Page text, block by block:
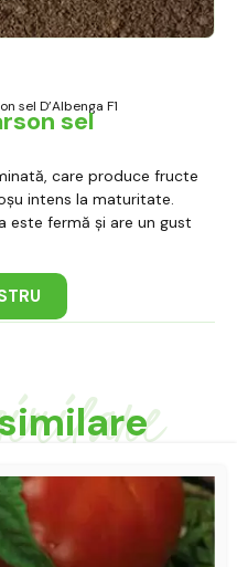
sel D’Albenga F1
sel
care produce fructe
intens la maturitate.
este fermă și are un gust